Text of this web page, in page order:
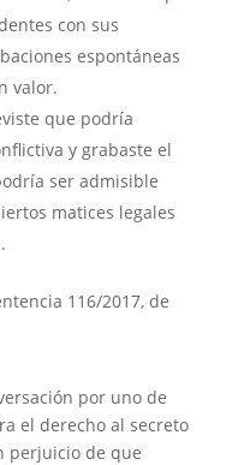
con sus
espontáneas
valor.
que podría
y grabaste el
ser admisible
matices legales
116/2017, de
por uno de
el derecho al secreto
perjuicio de que